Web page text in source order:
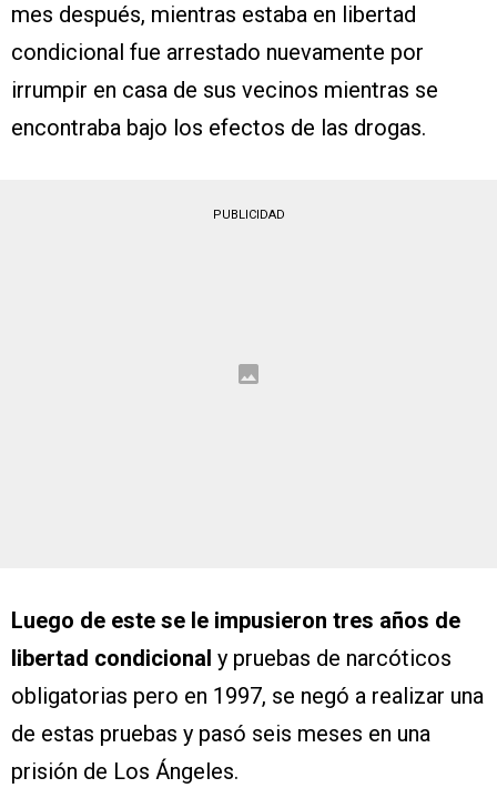
mes después, mientras estaba en libertad
condicional fue arrestado nuevamente por
irrumpir en casa de sus vecinos mientras se
encontraba bajo los efectos de las drogas.
PUBLICIDAD
Luego de este se le impusieron tres años de
libertad condicional y pruebas de narcóticos
obligatorias pero en 1997, se negó a realizar una
de estas pruebas y pasó seis meses en una
prisión de Los Ángeles.